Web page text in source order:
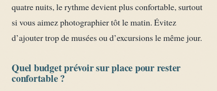
quatre nuits, le rythme devient plus confortable, surtout
si vous aimez photographier tôt le matin. Évitez
d’ajouter trop de musées ou d’excursions le même jour.
Quel budget prévoir sur place pour rester
confortable ?